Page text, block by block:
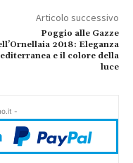
Articolo successivo
Poggio alle Gazze
2018: Eleganza
e il colore della
luce
-